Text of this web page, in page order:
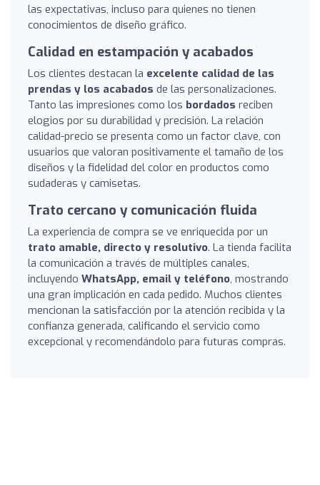
las expectativas, incluso para quienes no tienen
conocimientos de diseño gráfico.
Calidad en estampación y acabados
Los clientes destacan la excelente calidad de las
prendas y los acabados de las personalizaciones.
Tanto las impresiones como los bordados reciben
elogios por su durabilidad y precisión. La relación
calidad-precio se presenta como un factor clave, con
usuarios que valoran positivamente el tamaño de los
diseños y la fidelidad del color en productos como
sudaderas y camisetas.
Trato cercano y comunicación fluida
La experiencia de compra se ve enriquecida por un
trato amable, directo y resolutivo. La tienda facilita
la comunicación a través de múltiples canales,
incluyendo WhatsApp, email y teléfono, mostrando
una gran implicación en cada pedido. Muchos clientes
mencionan la satisfacción por la atención recibida y la
confianza generada, calificando el servicio como
excepcional y recomendándolo para futuras compras.